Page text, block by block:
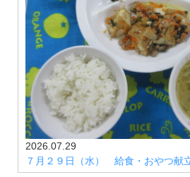
2026.07.29
７月２９日（水） 給食・おやつ献